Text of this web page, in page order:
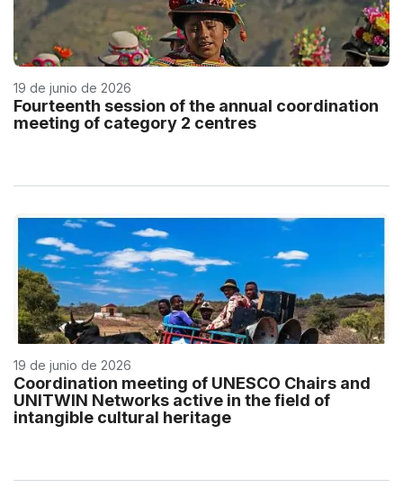
19 de junio de 2026
Fourteenth session of the annual coordination
meeting of category 2 centres
19 de junio de 2026
Coordination meeting of UNESCO Chairs and
UNITWIN Networks active in the field of
intangible cultural heritage